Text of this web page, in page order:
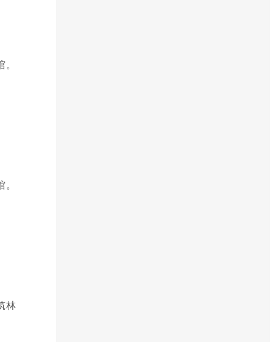
林